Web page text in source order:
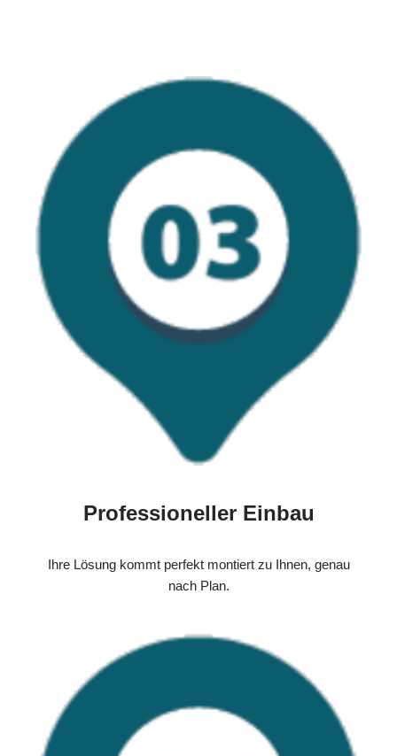
Professioneller Einbau
Ihre Lösung kommt perfekt montiert zu Ihnen, genau
nach Plan.